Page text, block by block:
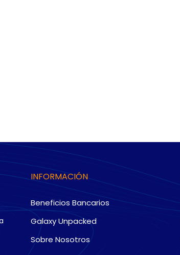
INFORMACIÓN
Beneficios Bancarios
Galaxy Unpacked
Sobre Nosotros